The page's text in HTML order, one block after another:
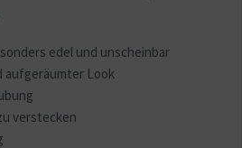
edel und unscheinbar
aufgeräumter Look
verstecken